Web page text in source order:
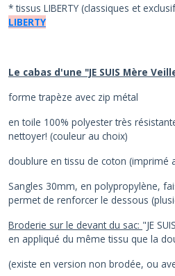
* tissus LIBERTY (classiques et
LIBERTY
Le cabas d'une "JE SUIS Mère
forme trapèze avec zip métal
en toile 100% polyester très
nettoyer! (couleur au choix)
doublure en tissu de coton (imprimé
Sangles 30mm, en polypropylène,
permet de renforcer le dessous
Broderie sur le devant du sac: "JE
en appliqué du même tissu que la
(existe en version non brodée, ou